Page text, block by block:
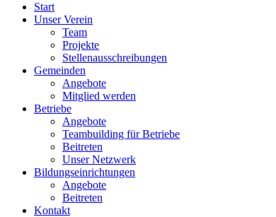
Start
Unser Verein
Team
Projekte
Stellenausschreibungen
Gemeinden
Angebote
Mitglied werden
Betriebe
Angebote
Teambuilding für Betriebe
Beitreten
Unser Netzwerk
Bildungseinrichtungen
Angebote
Beitreten
Kontakt